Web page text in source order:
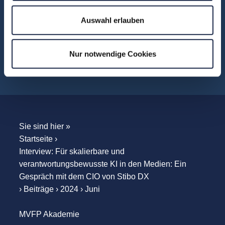
Auswahl erlauben
Nur notwendige Cookies
Unternehmensbesuche
WebSessions
Sie sind hier »
Startseite›
Interview: Für skalierbare und
verantwortungsbewusste KI in den Medien: Ein
Gespräch mit dem CIO von Stibo DX
› Beiträge› 2024› Juni
MVFP Akademie